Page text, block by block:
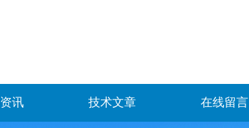
讯 技术文章 在线留言